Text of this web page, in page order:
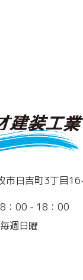
市日吉町3丁目
8：00 - 18：00
毎週日曜